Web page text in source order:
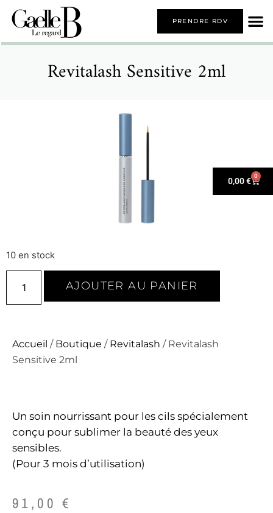
PRENDRE RDV
Revitalash Sensitive 2ml
10 en stock
AJOUTER AU PANIER
Accueil / Boutique / Revitalash / Revitalash
Sensitive 2ml
Un soin nourrissant pour les cils spécialement
conçu pour sublimer la beauté des yeux
sensibles.
(Pour 3 mois d’utilisation)
91,00€
0,00€
0